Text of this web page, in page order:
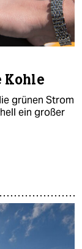
Kohle
grünen Strom
ein großer